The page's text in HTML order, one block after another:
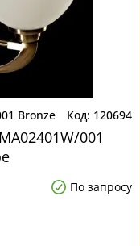
Bronze 120694
001
По запросу